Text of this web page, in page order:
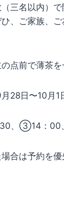
三名以内）
、ご家族、
点前で薄茶を
28日〜10月1
③14：00
合は予約を